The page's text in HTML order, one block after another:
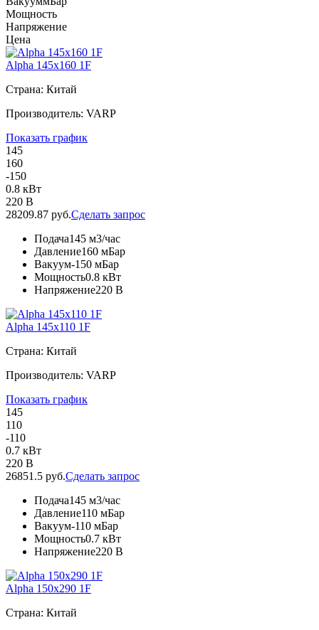
Мощность
Напряжение
Цена
Alpha 145x160 1F
Страна: Китай
Производитель: VARP
Показать график
145
160
-150
0.8 кВт
220 В
28209.87 руб.Сделать запрос
Подача145 м3/час
Давление160 мБар
Вакуум-150 мБар
Мощность0.8 кВт
Напряжение220 В
Alpha 145x110 1F
Страна: Китай
Производитель: VARP
Показать график
145
110
-110
0.7 кВт
220 В
26851.5 руб.Сделать запрос
Подача145 м3/час
Давление110 мБар
Вакуум-110 мБар
Мощность0.7 кВт
Напряжение220 В
Alpha 150x290 1F
Страна: Китай